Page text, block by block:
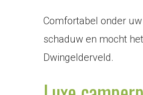
Comfortabel onder
schaduw en mocht
Dwingelderveld.